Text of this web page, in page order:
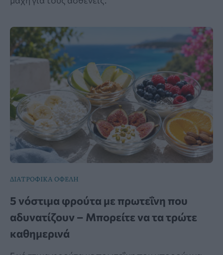
ΔΙΑΤΡΟΦΙΚΑ ΟΦΕΛΗ
5 νόστιμα φρούτα με πρωτεΐνη που
αδυνατίζουν – Μπορείτε να τα τρώτε
καθημερινά